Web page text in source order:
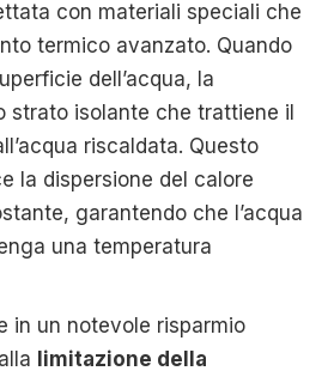
con materiali speciali che
termico avanzato. Quando
dell’acqua, la
strato isolante che trattiene il
riscaldata. Questo
la dispersione del calore
garantendo che l’acqua
una temperatura
in un notevole risparmio
limitazione della